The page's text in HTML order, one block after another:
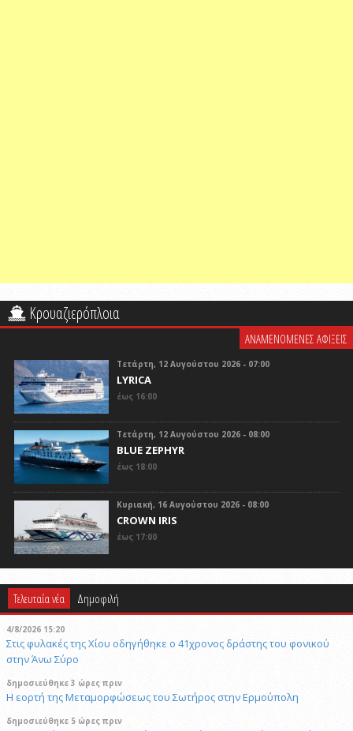
Κρουαζιερόπλοια
ΑΝΑΜΕΝΟΜΕΝΕΣ ΑΦΙΞΕΙΣ
Τετάρτη, 12 Αυγούστου 2026 - 07:00
LYRICA
έως 16:00
Τετάρτη, 12 Αυγούστου 2026 - 08:00
BLUE ZEPHYR
έως 18:00
Κυριακή, 16 Αυγούστου 2026 - 08:00
CROWN IRIS
έως 17:00
Τελευταία νέα Δημοφιλή
4/8/2026 15:20
Στις φυλακές της Χίου οδηγήθηκε ο 41χρονος δράστης του φονικού
στην Άνω Σύρο
δημοσιεύθηκε 3 ώρες πριν
Η εορτή της Μεταμορφώσεως του Σωτήρος στην Ερμούπολη
δημοσιεύθηκε 5 ώρες πριν